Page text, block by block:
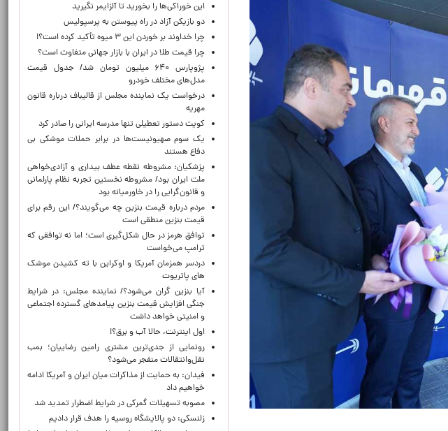
این خوراکی‌ها را بخورید تا آلزایمر نگیرید
دو بازیکن آزاد در راه پیوستن به پرسپولیس
چرا خداوند بر خوردن این ۳ میوه تأکید کرده است؟!
چرا قیمت طلا در ایران با بازار جهانی متفاوت است؟
پژوپارس ۶۴۰ میلیون تومان شد/ جدول قیمت
مدل‌های مختلف خودرو
درخواست یک نماینده مجلس از قالیباف درباره قانون
مهریه
کویت دستور تعطیلی تنها مدرسه ایرانی را صادر کرد
یک‌ سوم صهیونیست‌ها در برابر حملات موشکی بی
دفاع هستند
پزشکیان: مشروطه نقطه عطف بیداری و آزادی‌خواهی
ملت ایران بود/ مشروطه نخستین تجربه نظام پارلمانی
و قانون‌گرایی را در خاورمیانه بود
مردم درباره قیمت بنزین چه می‌گویند؟/ این رقم برای
قیمت بنزین منطقی است
توافق هرمز در حال شکل‌گیری است؛ اما نه توافقی که
ترامپ می‌خواست
دردسر همزمان آمریکا و اوکراین با ته کشیدن موشک
های پاتریوت
آیا بنزین گران می‌شود؟/ نماینده مجلس: در شرایط
جنگی افزایش قیمت بنزین پیامدهای گسترده اجتماعی
و امنیتی خواهد داشت
اول اینترنت، حالا آب و برق؟!
رونمایی از جدی‌ترین مشتری رامین رضاییان؛ بمب
نقل‌وانتقالات منفجر می‌شود؟
فیدان: به حمایت از مذاکرات میان ایران و آمریکا ادامه
خواهیم داد
مصوبه تسهیلات گمرکی در شرایط اضطرار تمدید شد
زلنسکی: دو پالایشگاه روسیه را هدف قرار دادیم